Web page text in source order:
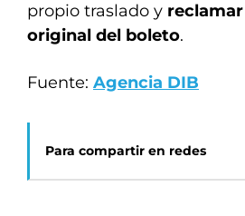
propio traslado y
original del boleto.
Fuente: Agencia DIB
Para compartir en redes